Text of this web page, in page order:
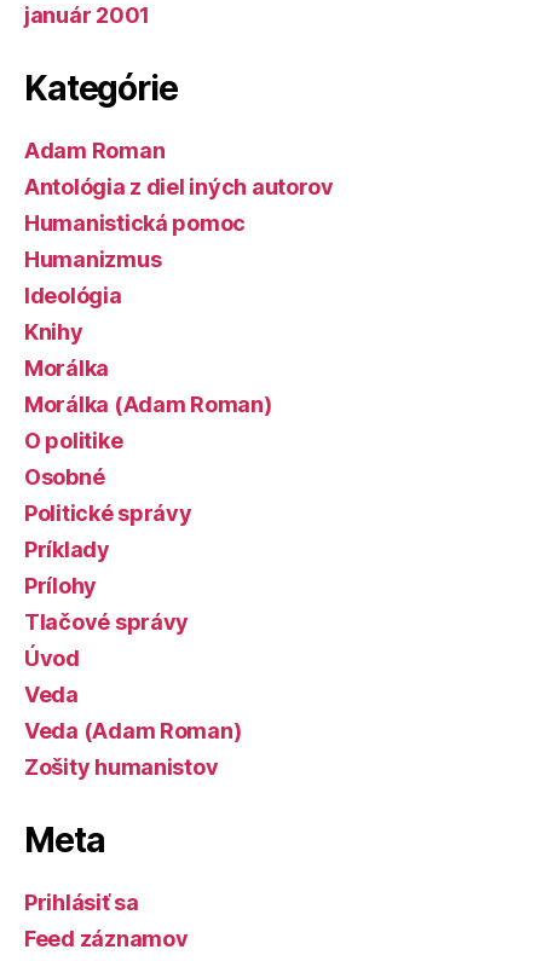
január 2001
Kategórie
Adam Roman
Antológia z diel iných autorov
Humanistická pomoc
Humanizmus
Ideológia
Knihy
Morálka
Morálka (Adam Roman)
O politike
Osobné
Politické správy
Príklady
Prílohy
Tlačové správy
Úvod
Veda
Veda (Adam Roman)
Zošity humanistov
Meta
Prihlásiť sa
Feed záznamov